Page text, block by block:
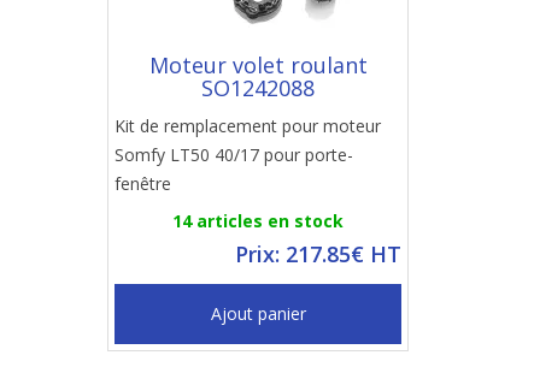
Moteur volet roulant
SO1242088
Kit de remplacement pour moteur
Somfy LT50 40/17 pour porte-
fenêtre
14 articles en stock
Prix: 217.85€ HT
Ajout panier